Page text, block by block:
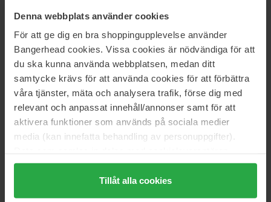
Denna webbplats använder cookies
För att ge dig en bra shoppingupplevelse använder
Bangerhead cookies. Vissa cookies är nödvändiga för att
du ska kunna använda webbplatsen, medan ditt
samtycke krävs för att använda cookies för att förbättra
våra tjänster, mäta och analysera trafik, förse dig med
relevant och anpassat innehåll/annonser samt för att
aktivera funktioner som används på sociala medier
media (kan innefatta behandling av personuppgifter).
Genom att trycka på "Tillåt alla cookies" accepterar du
alla cookies, medan du under "Detaljer" kan anpassa
användningen av cookies. Du kan när som helst återkalla
Tillåt alla cookies
NYX Professional Makeup
Slim Lip Pencil
1 g
8 €
RMS Beauty
Liplights Cream Lip Gloss
9 g
30 €
Babor RMS Beauty
3 g
Clinique NYX Professional Makeup